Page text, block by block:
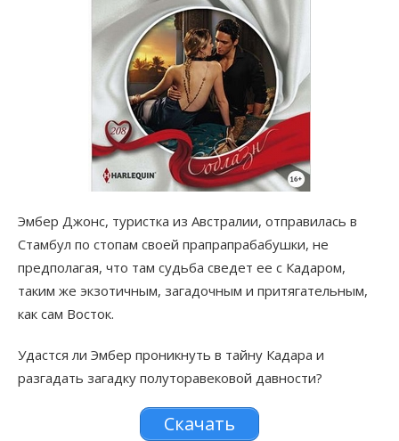
Эмбер Джонс, туристка из Австралии, отправилась в
Стамбул по стопам своей прапрапрабабушки, не
предполагая, что там судьба сведет ее с Кадаром,
таким же экзотичным, загадочным и притягательным,
как сам Восток.
Удастся ли Эмбер проникнуть в тайну Кадара и
разгадать загадку полуторавековой давности?
Скачать